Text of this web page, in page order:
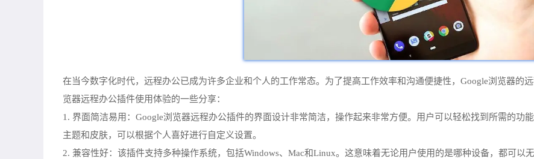
在当今数字化时代，远程办公已成为许多企业和个人的工作常态。为了提高工作效率和沟通便捷性，Google浏览器的
览器远程办公插件使用体验的一些分享：
1. 界面简洁易用：Google浏览器远程办公插件的界面设计非常简洁，操作起来非常方便。用户可以轻松找到所需的功
主题和皮肤，可以根据个人喜好进行自定义设置。
2. 兼容性好：该插件支持多种操作系统，包括Windows、Mac和Linux。这意味着无论用户使用的是哪种设备，都可以